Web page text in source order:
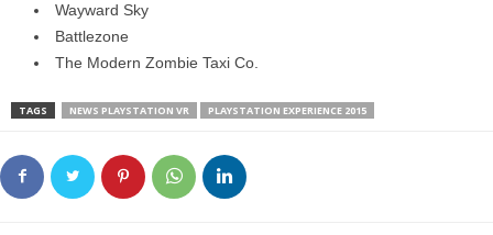
Wayward Sky
Battlezone
The Modern Zombie Taxi Co.
TAGS NEWS PLAYSTATION VR PLAYSTATION EXPERIENCE 2015